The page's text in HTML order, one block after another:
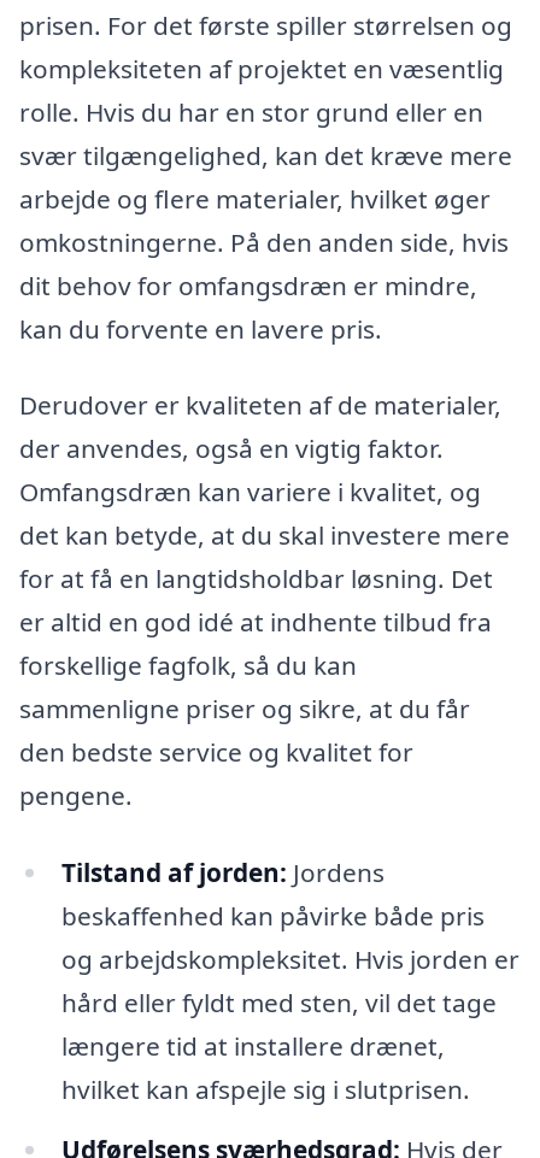
prisen. For det første spiller størrelsen og
kompleksiteten af projektet en væsentlig
rolle. Hvis du har en stor grund eller en
svær tilgængelighed, kan det kræve mere
arbejde og flere materialer, hvilket øger
omkostningerne. På den anden side, hvis
dit behov for omfangsdræn er mindre,
kan du forvente en lavere pris.
Derudover er kvaliteten af de materialer,
der anvendes, også en vigtig faktor.
Omfangsdræn kan variere i kvalitet, og
det kan betyde, at du skal investere mere
for at få en langtidsholdbar løsning. Det
er altid en god idé at indhente tilbud fra
forskellige fagfolk, så du kan
sammenligne priser og sikre, at du får
den bedste service og kvalitet for
pengene.
Tilstand af jorden: Jordens
beskaffenhed kan påvirke både pris
og arbejdskompleksitet. Hvis jorden er
hård eller fyldt med sten, vil det tage
længere tid at installere drænet,
hvilket kan afspejle sig i slutprisen.
Udførelsens sværhedsgrad: Hvis der